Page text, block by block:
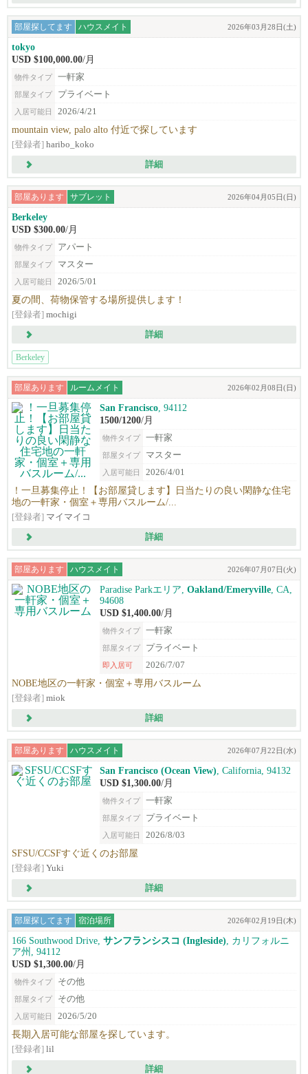
部屋探してます ハウスメイト 2026年03月28日(土)
tokyo
USD $100,000.00/月
物件タイプ 一軒家
部屋タイプ プライベート
入居可能日 2026/4/21
mountain view, palo alto 付近で探しています
[登録者] haribo_koko
詳細
部屋あります サブレット 2026年04月05日(日)
Berkeley
USD $300.00/月
物件タイプ アパート
部屋タイプ マスター
入居可能日 2026/5/01
夏の間、荷物保管する場所提供します！
[登録者] mochigi
詳細
Berkeley
部屋あります ルームメイト 2026年02月08日(日)
San Francisco , 94112
1500/1200/月
物件タイプ 一軒家
部屋タイプ マスター
入居可能日 2026/4/01
！一旦募集停止！【お部屋貸します】日当たりの良い閑静な住宅
地の一軒家・個室＋専用バスルーム/...
[登録者] マイマイコ
詳細
部屋あります ハウスメイト 2026年07月07日(火)
Paradise Parkエリア, Oakland/Emeryville , CA,
94608
USD $1,400.00/月
物件タイプ 一軒家
部屋タイプ プライベート
即入居可 2026/7/07
NOBE地区の一軒家・個室＋専用バスルーム
[登録者] miok
詳細
部屋あります ハウスメイト 2026年07月22日(水)
San Francisco (Ocean View) , California, 94132
USD $1,300.00/月
物件タイプ 一軒家
部屋タイプ プライベート
入居可能日 2026/8/03
SFSU/CCSFすぐ近くのお部屋
[登録者] Yuki
詳細
部屋探してます 宿泊場所 2026年02月19日(木)
166 Southwood Drive, サンフランシスコ (Ingleside) , カリフォルニ
ア州, 94112
USD $1,300.00/月
物件タイプ その他
部屋タイプ その他
入居可能日 2026/5/20
長期入居可能な部屋を探しています。
[登録者] lil
詳細